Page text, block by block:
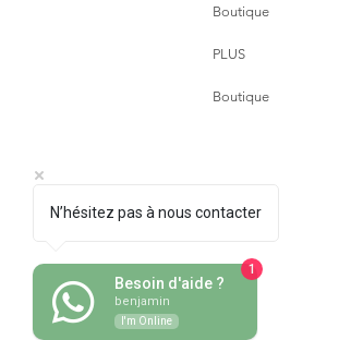
Boutique
PLUS
Boutique
N’hésitez pas à nous contacter
Besoin d'aide ?
benjamin
I'm Online
1